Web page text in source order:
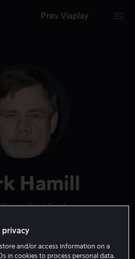
Prøv Viaplay
Hamill
Skuespiller Gjest
privacy
and/or access information on a
in cookies to process personal data.